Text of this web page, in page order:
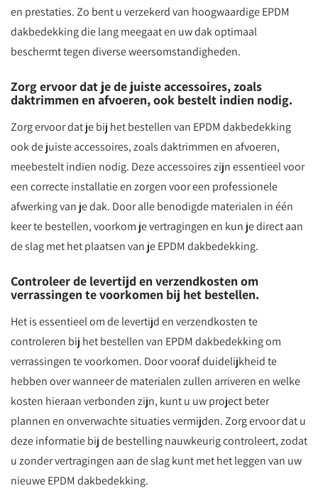
en prestaties. Zo bent u verzekerd van hoogwaardige EPDM
dakbedekking die lang meegaat en uw dak optimaal
beschermt tegen diverse weersomstandigheden.
Zorg ervoor dat je de juiste accessoires, zoals
daktrimmen en afvoeren, ook bestelt indien nodig.
Zorg ervoor dat je bij het bestellen van EPDM dakbedekking
ook de juiste accessoires, zoals daktrimmen en afvoeren,
meebestelt indien nodig. Deze accessoires zijn essentieel voor
een correcte installatie en zorgen voor een professionele
afwerking van je dak. Door alle benodigde materialen in één
keer te bestellen, voorkom je vertragingen en kun je direct aan
de slag met het plaatsen van je EPDM dakbedekking.
Controleer de levertijd en verzendkosten om
verrassingen te voorkomen bij het bestellen.
Het is essentieel om de levertijd en verzendkosten te
controleren bij het bestellen van EPDM dakbedekking om
verrassingen te voorkomen. Door vooraf duidelijkheid te
hebben over wanneer de materialen zullen arriveren en welke
kosten hieraan verbonden zijn, kunt u uw project beter
plannen en onverwachte situaties vermijden. Zorg ervoor dat u
deze informatie bij de bestelling nauwkeurig controleert, zodat
u zonder vertragingen aan de slag kunt met het leggen van uw
nieuwe EPDM dakbedekking.